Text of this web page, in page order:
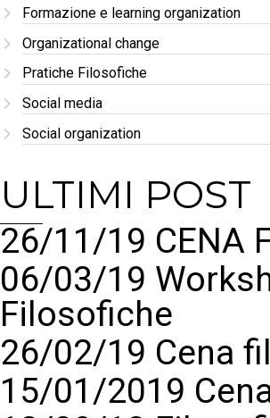
Formazione e learning organization
Organizational change
Pratiche Filosofiche
Social media
Social organization
ULTIMI POST
26/11/19 CENA
06/03/19
Filosofiche
26/02/19 Cena
15/01/2019